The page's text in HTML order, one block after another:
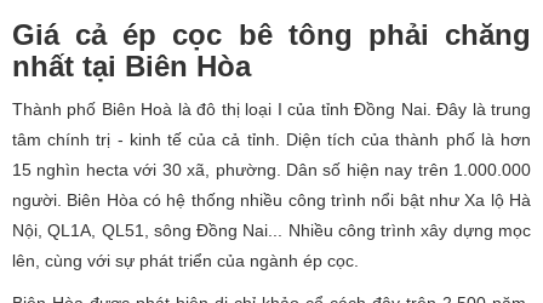
Giá cả ép cọc bê tông phải chăng
nhất tại Biên Hòa
Thành phố Biên Hoà là đô thị loại I của tỉnh Đồng Nai. Đây là trung
tâm chính trị - kinh tế của cả tỉnh. Diện tích của thành phố là hơn
15 nghìn hecta với 30 xã, phường. Dân số hiện nay trên 1.000.000
người. Biên Hòa có hệ thống nhiều công trình nổi bật như Xa lộ Hà
Nội, QL1A, QL51, sông Đồng Nai... Nhiều công trình xây dựng mọc
lên, cùng với sự phát triển của ngành ép cọc.